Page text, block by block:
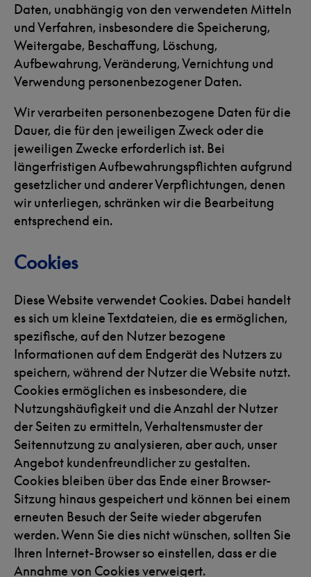
Daten, unabhängig von den verwendeten Mitteln
und Verfahren, insbesondere die Speicherung,
Weitergabe, Beschaffung, Löschung,
Aufbewahrung, Veränderung, Vernichtung und
Verwendung personenbezogener Daten.
Wir verarbeiten personenbezogene Daten für die
Dauer, die für den jeweiligen Zweck oder die
jeweiligen Zwecke erforderlich ist. Bei
längerfristigen Aufbewahrungspflichten aufgrund
gesetzlicher und anderer Verpflichtungen, denen
wir unterliegen, schränken wir die Bearbeitung
entsprechend ein.
Cookies
Diese Website verwendet Cookies. Dabei handelt
es sich um kleine Textdateien, die es ermöglichen,
spezifische, auf den Nutzer bezogene
Informationen auf dem Endgerät des Nutzers zu
speichern, während der Nutzer die Website nutzt.
Cookies ermöglichen es insbesondere, die
Nutzungshäufigkeit und die Anzahl der Nutzer
der Seiten zu ermitteln, Verhaltensmuster der
Seitennutzung zu analysieren, aber auch, unser
Angebot kundenfreundlicher zu gestalten.
Cookies bleiben über das Ende einer Browser-
Sitzung hinaus gespeichert und können bei einem
erneuten Besuch der Seite wieder abgerufen
werden. Wenn Sie dies nicht wünschen, sollten Sie
Ihren Internet-Browser so einstellen, dass er die
Annahme von Cookies verweigert.